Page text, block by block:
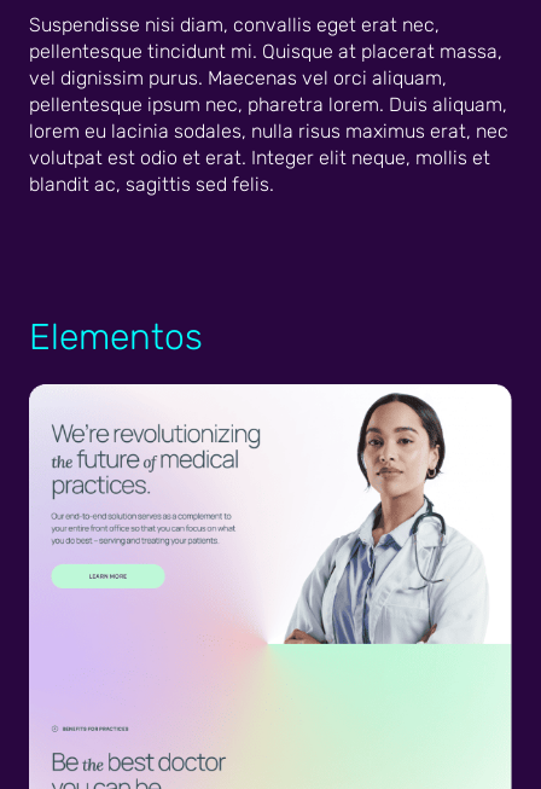
Suspendisse nisi diam, convallis eget erat nec,
pellentesque tincidunt mi. Quisque at placerat massa,
vel dignissim purus. Maecenas vel orci aliquam,
pellentesque ipsum nec, pharetra lorem. Duis aliquam,
lorem eu lacinia sodales, nulla risus maximus erat, nec
volutpat est odio et erat. Integer elit neque, mollis et
blandit ac, sagittis sed felis.
Elementos